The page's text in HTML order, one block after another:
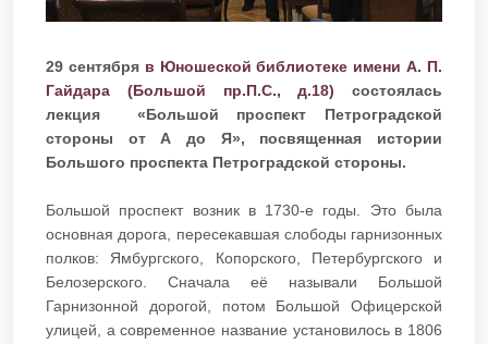
29 сентября в Юношеской библиотеке имени А. П.
Гайдара (Большой пр.П.С., д.18) состоялась
лекция «Большой проспект Петроградской
стороны от А до Я», посвященная истории
Большого проспекта Петроградской стороны.
Большой проспект возник в 1730-е годы. Это была
основная дорога, пересекавшая слободы гарнизонных
полков: Ямбургского, Копорского, Петербургского и
Белозерского. Сначала её называли Большой
Гарнизонной дорогой, потом Большой Офицерской
улицей, а современное название установилось в 1806